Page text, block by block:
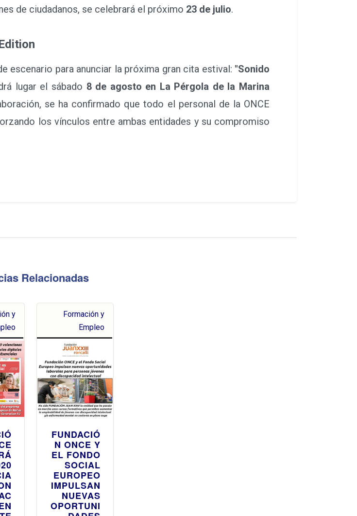
de ciudadanos, se celebrará el próximo 23 de julio.
escenario para anunciar la próxima gran cita estival: "Sonido
lugar el sábado 8 de agosto en La Pérgola de la Marina
se ha confirmado que todo el personal de la ONCE
los vínculos entre ambas entidades y su compromiso
Relacionadas
y
Formación y
Empleo
FUNDACIÓ
N ONCE Y
EL FONDO
SOCIAL
EUROPEO
IMPULSAN
NUEVAS
OPORTUNI